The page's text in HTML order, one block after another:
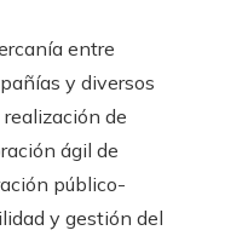
entre
y diversos
de
ágil de
público-
y gestión del